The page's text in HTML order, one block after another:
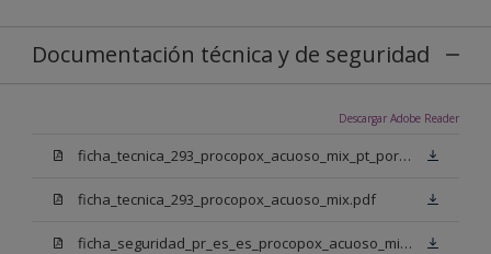
Documentación técnica y de seguridad
Descargar Adobe Reader
ficha_tecnica_293_procopox_acuoso_mix_pt_portugal.pdf
ficha_tecnica_293_procopox_acuoso_mix.pdf
ficha_seguridad_pr_es_es_procopox_acuoso_mix_bb.pdf